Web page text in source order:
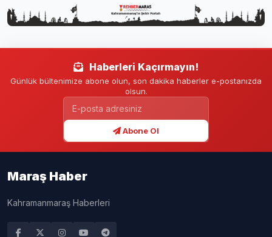
Haberleri Kaçırmayın!
Günlük bültenimize abone olun, son dakika haberler e-postanızda
olsun.
Abone Ol
Maraş Haber
Kahramanmaraş Haberleri